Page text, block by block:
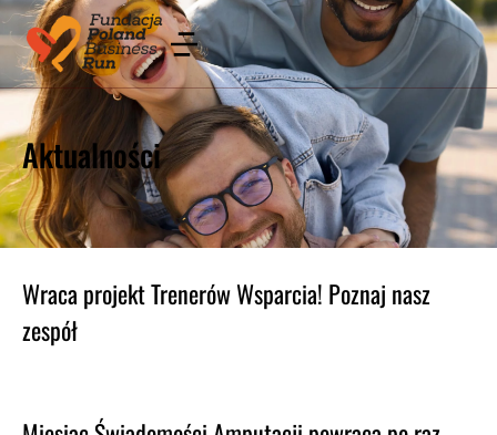
Aktualności
Wraca projekt Trenerów Wsparcia! Poznaj nasz
zespół